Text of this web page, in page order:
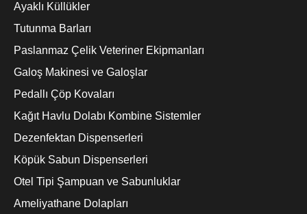
Ayaklı Küllükler
Tutunma Barları
Paslanmaz Çelik Veteriner Ekipmanları
Galoş Makinesi ve Galoşlar
Pedallı Çöp Kovaları
Kağıt Havlu Dolabı Kombine Sistemler
Dezenfektan Dispenserleri
Köpük Sabun Dispenserleri
Otel Tipi Şampuan ve Sabunluklar
Ameliyathane Dolapları